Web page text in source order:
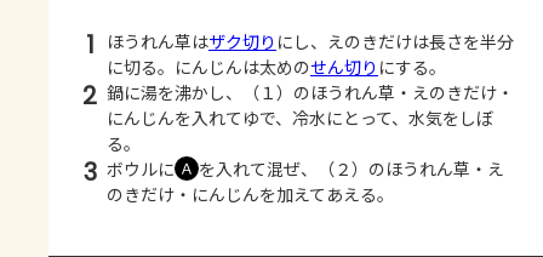
1 ほうれん草はザク切り にし、えのきだけは長さを半分
に切る。にんじんは太めのせん切り にする。
2 鍋に湯を沸かし、（１）のほうれん草・えのきだけ・
にんじんを入れてゆで、冷水にとって、水気をしぼ
る。
3 ボウルに Ａ を入れて混ぜ、（２）のほうれん草・え
のきだけ・にんじんを加えてあえる。